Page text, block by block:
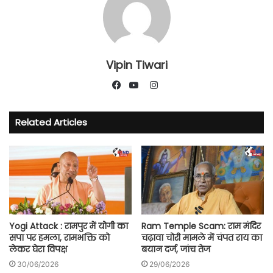
Vipin Tiwari
Instagram
Related Articles
Yogi Attack : रामपुर में योगी का
सपा पर हमला, रामभक्ति को
लेकर घेरा विपक्ष
30/06/2026
Ram Temple Scam: राम मंदिर
चढ़ावा चोरी मामले में चंपत राय का
बयान दर्ज, जांच तेज
29/06/2026